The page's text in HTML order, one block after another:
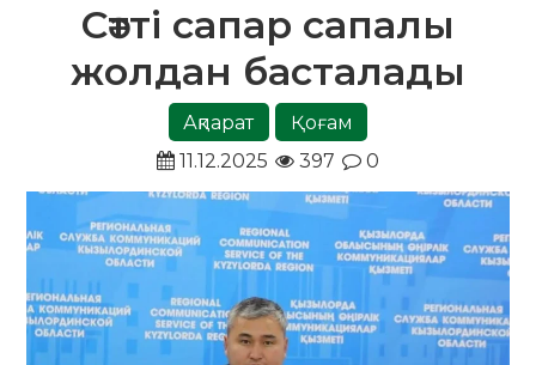
Сәтті сапар сапалы
жолдан басталады
Ақпарат
Қоғам
11.12.2025
397 0